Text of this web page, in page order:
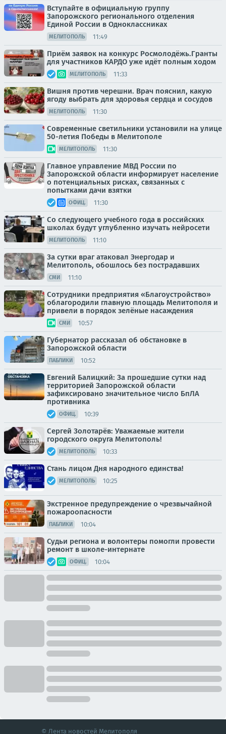
Вступайте в официальную группу
Запорожского регионального отделения
Единой России в Одноклассниках
МЕЛИТОПОЛЬ 11:49
Приём заявок на конкурс Росмолодёжь.Гранты
для участников КАРДО уже идёт полным ходом
МЕЛИТОПОЛЬ 11:33
Вишня против черешни. Врач пояснил, какую
ягоду выбрать для здоровья сердца и сосудов
МЕЛИТОПОЛЬ 11:30
Современные светильники установили на улице
50-летия Победы в Мелитополе
МЕЛИТОПОЛЬ 11:30
Главное управление МВД России по
Запорожской области информирует население
о потенциальных рисках, связанных с
попытками дачи взятки
ОФИЦ. 11:30
Со следующего учебного года в российских
школах будут углубленно изучать нейросети
МЕЛИТОПОЛЬ 11:10
За сутки враг атаковал Энергодар и
Мелитополь, обошлось без пострадавших
СМИ 11:10
Сотрудники предприятия «Благоустройство»
облагородили главную площадь Мелитополя и
привели в порядок зелёные насаждения
СМИ 10:57
Губернатор рассказал об обстановке в
Запорожской области
ПАБЛИКИ 10:52
Евгений Балицкий: За прошедшие сутки над
территорией Запорожской области
зафиксировано значительное число БпЛА
противника
ОФИЦ. 10:39
Сергей Золотарёв: Уважаемые жители
городского округа Мелитополь!
МЕЛИТОПОЛЬ 10:33
Стань лицом Дня народного единства!
МЕЛИТОПОЛЬ 10:25
Экстренное предупреждение о чрезвычайной
пожароопасности
ПАБЛИКИ 10:04
Судьи региона и волонтеры помогли провести
ремонт в школе-интернате
ОФИЦ. 10:04
© Лента новостей Мелитополя